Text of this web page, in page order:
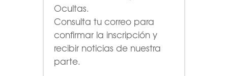
Ocultas.
Consulta tu correo para
confirmar la inscripción y
recibir noticias de nuestra
parte.